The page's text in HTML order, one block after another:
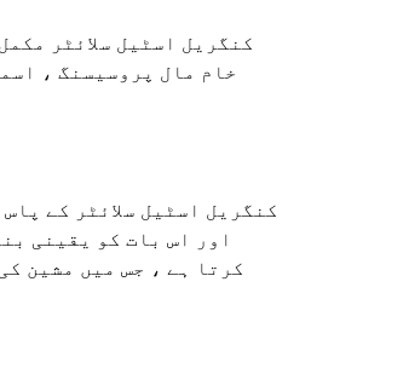
کنگریل اسٹیل سلائٹر
خام مال پروسیسنگ ،
کنگریل اسٹیل سلائٹر کے
اور اس بات کو یقینی
کرتا ہے ، جس میں مشین